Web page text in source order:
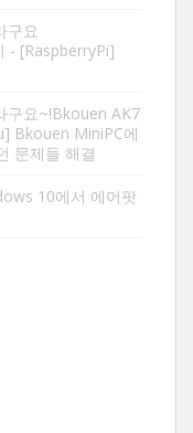
구요
- [RaspberryPi]
구요~!Bkouen AK7
Bkouen MiniPC에
문제들 해결
10에서 에어팟